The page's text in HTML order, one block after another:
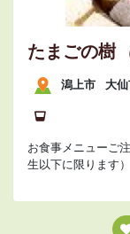
たまごの樹
潟上市 大
お食事メニューご
生以下に限ります）